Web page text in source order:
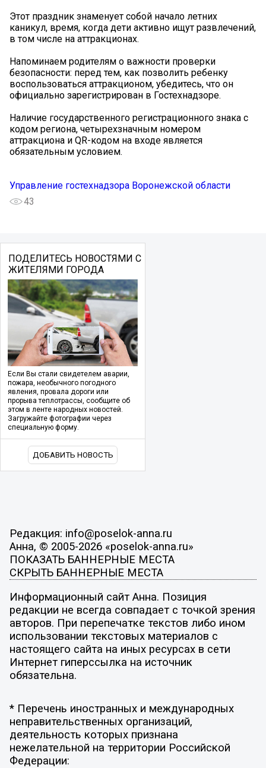
Этот праздник знаменует собой начало летних
каникул, время, когда дети активно ищут развлечений,
в том числе на аттракционах.
Напоминаем родителям о важности проверки
безопасности: перед тем, как позволить ребенку
воспользоваться аттракционом, убедитесь, что он
официально зарегистрирован в Гостехнадзоре.
Наличие государственного регистрационного знака с
кодом региона, четырехзначным номером
аттракциона и QR-кодом на входе является
обязательным условием.
Управление гостехнадзора Воронежской области
43
ПОДЕЛИТЕСЬ НОВОСТЯМИ С
ЖИТЕЛЯМИ ГОРОДА
Если Вы стали свидетелем аварии,
пожара, необычного погодного
явления, провала дороги или
прорыва теплотрассы, сообщите об
этом в ленте народных новостей.
Загружайте фотографии через
специальную форму.
ДОБАВИТЬ НОВОСТЬ
Редакция: info@poselok-anna.ru
Анна, © 2005-2026 «poselok-anna.ru»
ПОКАЗАТЬ БАННЕРНЫЕ МЕСТА
СКРЫТЬ БАННЕРНЫЕ МЕСТА
Информационный сайт Анна. Позиция
редакции не всегда совпадает с точкой зрения
авторов. При перепечатке текстов либо ином
использовании текстовых материалов с
настоящего сайта на иных ресурсах в сети
Интернет гиперссылка на источник
обязательна.
* Перечень иностранных и международных
неправительственных организаций,
деятельность которых признана
нежелательной на территории Российской
Федерации: